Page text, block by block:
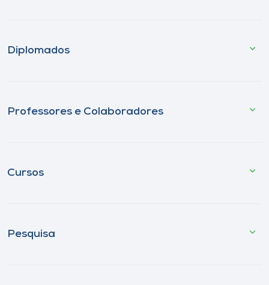
Diplomados
Professores e Colaboradores
Cursos
Pesquisa